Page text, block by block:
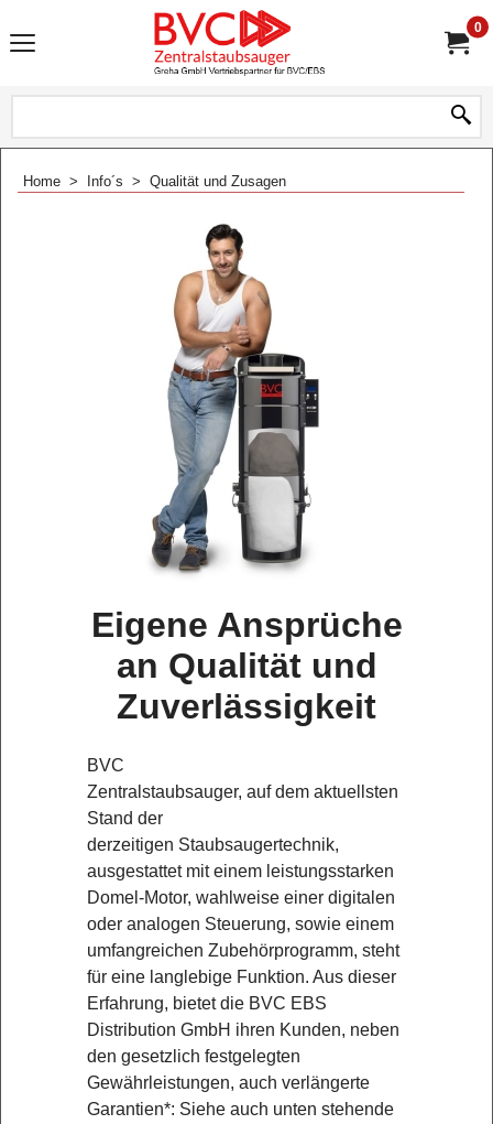
0
Home > Info´s > Qualität und Zusagen
Eigene Ansprüche
an Qualität und
Zuverlässigkeit
BVC
Zentralstaubsauger, auf dem aktuellsten
Stand der
derzeitigen Staubsaugertechnik,
ausgestattet mit einem leistungsstarken
Domel-Motor, wahlweise einer digitalen
oder analogen Steuerung, sowie einem
umfangreichen Zubehörprogramm, steht
für eine langlebige Funktion. Aus dieser
Erfahrung, bietet die BVC EBS
Distribution GmbH ihren Kunden, neben
den gesetzlich festgelegten
Gewährleistungen, auch verlängerte
Garantien*: Siehe auch unten stehende